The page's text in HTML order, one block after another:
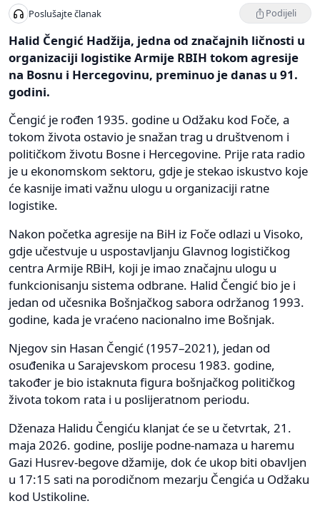
Poslušajte članak Podijeli
Halid Čengić Hadžija, jedna od značajnih ličnosti u
organizaciji logistike Armije RBIH tokom agresije
na Bosnu i Hercegovinu, preminuo je danas u 91.
godini.
Čengić je rođen 1935. godine u Odžaku kod Foče, a
tokom života ostavio je snažan trag u društvenom i
političkom životu Bosne i Hercegovine. Prije rata radio
je u ekonomskom sektoru, gdje je stekao iskustvo koje
će kasnije imati važnu ulogu u organizaciji ratne
logistike.
Nakon početka agresije na BiH iz Foče odlazi u Visoko,
gdje učestvuje u uspostavljanju Glavnog logističkog
centra Armije RBiH, koji je imao značajnu ulogu u
funkcionisanju sistema odbrane. Halid Čengić bio je i
jedan od učesnika Bošnjačkog sabora održanog 1993.
godine, kada je vraćeno nacionalno ime Bošnjak.
Njegov sin Hasan Čengić (1957–2021), jedan od
osuđenika u Sarajevskom procesu 1983. godine,
također je bio istaknuta figura bošnjačkog političkog
života tokom rata i u poslijeratnom periodu.
Dženaza Halidu Čengiću klanjat će se u četvrtak, 21.
maja 2026. godine, poslije podne-namaza u haremu
Gazi Husrev-begove džamije, dok će ukop biti obavljen
u 17:15 sati na porodičnom mezarju Čengića u Odžaku
kod Ustikoline.